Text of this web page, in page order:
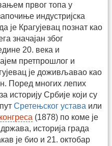
првог топа у
индустријска
је Крагујевац познат као
значајан због
20. века и
претпрошлог и
је доживљавао као
Поред многих лепих
историју Србије који су
Сретењског устава или
(1878) по коме је
историја града
је био и 21. октобар